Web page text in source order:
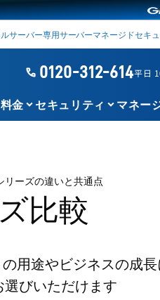
サーバー専用サーバーマネージドセキ
phone 0120-312-614平日
金 keyboard_arrow_down セキュリティ keyboard_arrow_down マネー
リーズの違いと共通点
比較
用途やビジネスの成
びいただけます